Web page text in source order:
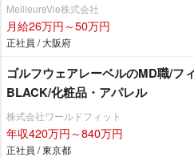
MeilleureVie株式会社
月給26万円～50万円
正社員 / 大阪府
ゴルフウェアレーベルのMD職/フ
BLACK/化粧品・アパレル
株式会社ワールドフィット
年収420万円～840万円
正社員 / 東京都